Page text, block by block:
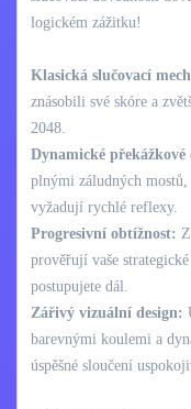
logickém zážitku!
Klasická slučovací
znásobili své skóre a
2048.
Dynamické překážkové
plnými záludných
vyžadují rychlé reflexy.
Progresivní obtížnost:
prověřují vaše
postupujete dál.
Zářivý vizuální design:
barevnými koulemi a
úspěšné sloučení